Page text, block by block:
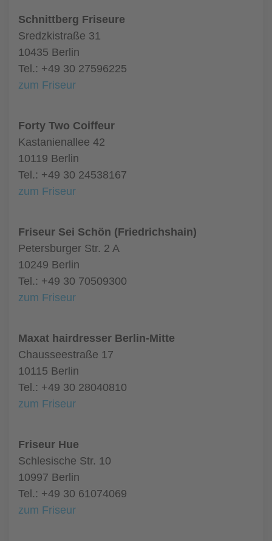
Schnittberg Friseure
Sredzkistraße 31
10435 Berlin
Tel.: +49 30 27596225
zum Friseur
Forty Two Coiffeur
Kastanienallee 42
10119 Berlin
Tel.: +49 30 24538167
zum Friseur
Friseur Sei Schön (Friedrichshain)
Petersburger Str. 2 A
10249 Berlin
Tel.: +49 30 70509300
zum Friseur
Maxat hairdresser Berlin-Mitte
Chausseestraße 17
10115 Berlin
Tel.: +49 30 28040810
zum Friseur
Friseur Hue
Schlesische Str. 10
10997 Berlin
Tel.: +49 30 61074069
zum Friseur